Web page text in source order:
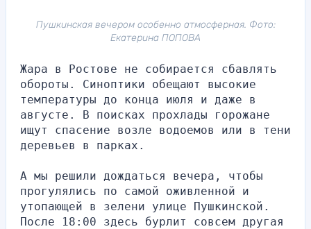
Пушкинская вечером особенно атмосферная. Фото:
Екатерина ПОПОВА
Жара в Ростове не собирается сбавлять
обороты. Синоптики обещают высокие
температуры до конца июля и даже в
августе. В поисках прохлады горожане
ищут спасение возле водоемов или в тени
деревьев в парках.
А мы решили дождаться вечера, чтобы
прогулялись по самой оживленной и
утопающей в зелени улице Пушкинской.
После 18:00 здесь бурлит совсем другая